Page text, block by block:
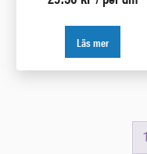
Läs mer
1